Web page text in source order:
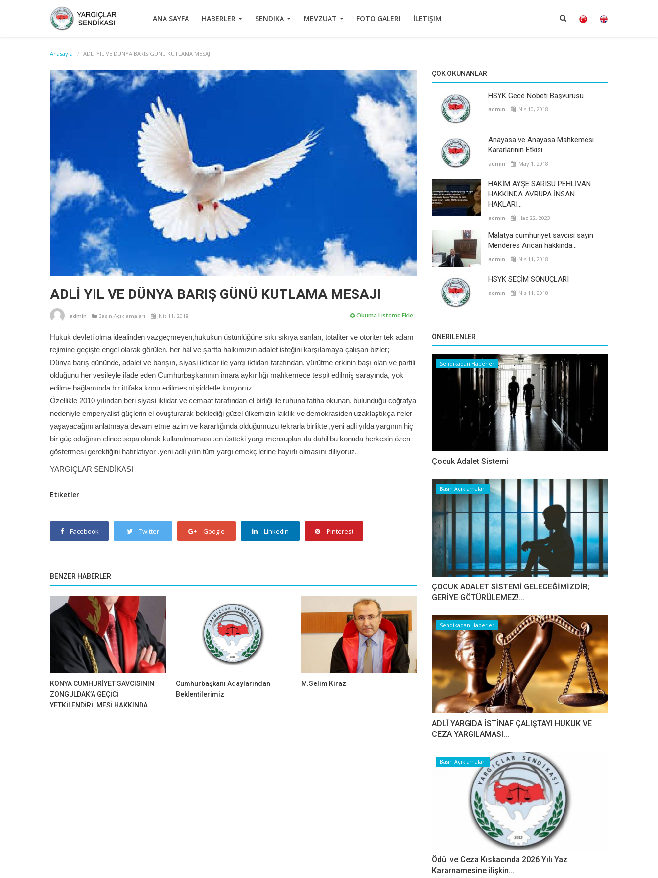
ANA SAYFA HABERLER SENDIKA MEVZUAT FOTO GALERI İLETIŞIM
Anasayfa ADLİ YIL VE DÜNYA BARIŞ GÜNÜ KUTLAMA MESAJI
ADLİ YIL VE DÜNYA BARIŞ GÜNÜ KUTLAMA MESAJI
admin Basın Açıklamaları Nis 11, 2018 Okuma Listeme Ekle
Hukuk devleti olma idealinden vazgeçmeyen,hukukun üstünlüğüne sıkı sıkıya sarılan, totaliter ve otoriter tek adam
rejimine geçişte engel olarak görülen, her hal ve şartta halkımızın adalet isteğini karşılamaya çalışan bizler;
Dünya barış gününde, adalet ve barışın, siyasi iktidar ile yargı iktidarı tarafından, yürütme erkinin başı olan ve partili
olduğunu her vesileyle ifade eden Cumhurbaşkanının imara aykırılığı mahkemece tespit edilmiş sarayında, yok
edilme bağlamında bir ittifaka konu edilmesini şiddetle kınıyoruz.
Özellikle 2010 yılından beri siyasi iktidar ve cemaat tarafından el birliği ile ruhuna fatiha okunan, bulunduğu coğrafya
nedeniyle emperyalist güçlerin el ovuşturarak beklediği güzel ülkemizin laiklik ve demokrasiden uzaklaştıkça neler
yaşayacağını anlatmaya devam etme azim ve kararlığında olduğumuzu tekrarla birlikte ,yeni adli yılda yargının hiç
bir güç odağının elinde sopa olarak kullanılmaması ,en üstteki yargı mensupları da dahil bu konuda herkesin özen
göstermesi gerektiğini hatırlatıyor ,yeni adli yılın tüm yargı emekçilerine hayırlı olmasını diliyoruz.
YARGIÇLAR SENDİKASI
Etiketler
Facebook Twitter Google Linkedin Pinterest
BENZER HABERLER
KONYA CUMHURİYET SAVCISININ
ZONGULDAK’A GEÇİCİ
YETKİLENDİRİLMESİ HAKKINDA...
Cumhurbaşkanı Adaylarından
Beklentilerimiz
M.Selim Kiraz
ÇOK OKUNANLAR
HSYK Gece Nöbeti Başvurusu
admin Nis 10, 2018
Anayasa ve Anayasa Mahkemesi
Kararlarının Etkisi
admin May 1, 2018
HAKİM AYŞE SARISU PEHLİVAN
HAKKINDA AVRUPA İNSAN
HAKLARI...
admin Haz 22, 2023
Malatya cumhuriyet savcısı sayın
Menderes Arıcan hakkında...
admin Nis 11, 2018
HSYK SEÇİM SONUÇLARI
admin Nis 11, 2018
ÖNERILENLER
Sendikadan Haberler
Çocuk Adalet Sistemi
Basın Açıklamaları
ÇOCUK ADALET SİSTEMİ GELECEĞİMİZDİR;
GERİYE GÖTÜRÜLEMEZ!...
Sendikadan Haberler
ADLÎ YARGIDA İSTİNAF ÇALIŞTAYI HUKUK VE
CEZA YARGILAMASI...
Basın Açıklamaları
Ödül ve Ceza Kıskacında 2026 Yılı Yaz
Kararnamesine ilişkin...